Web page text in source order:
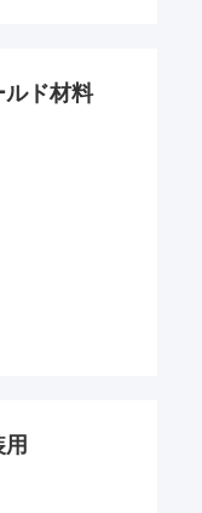
ルド材料